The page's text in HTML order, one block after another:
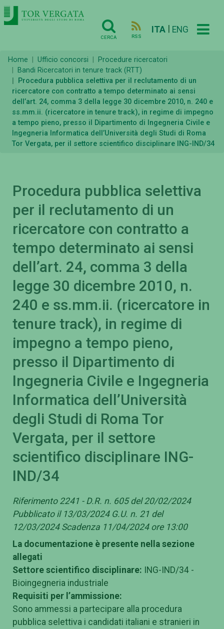
CERCA RSS
ITA ENG
Home Ufficio concorsi
Procedure ricercatori
Bandi Ricercatori in tenure track (RTT)
Procedura pubblica selettiva per il reclutamento di un
ricercatore con contratto a tempo determinato ai sensi
dell’art. 24, comma 3 della legge 30 dicembre 2010, n. 240 e
ss.mm.ii. (ricercatore in tenure track), in regime di impegno
a tempo pieno, presso il Dipartimento di Ingegneria Civile e
Ingegneria Informatica dell’Università degli Studi di Roma
Tor Vergata, per il settore scientifico disciplinare ING-IND/34
Procedura pubblica selettiva
per il reclutamento di un
ricercatore con contratto a
tempo determinato ai sensi
dell’art. 24, comma 3 della
legge 30 dicembre 2010, n.
240 e ss.mm.ii. (ricercatore in
tenure track), in regime di
impegno a tempo pieno,
presso il Dipartimento di
Ingegneria Civile e Ingegneria
Informatica dell’Università
degli Studi di Roma Tor
Vergata, per il settore
scientifico disciplinare ING-
IND/34
Riferimento 2241 - D.R. n. 605 del 20/02/2024
Pubblicato il 13/03/2024 G.U. n. 21 del
12/03/2024 Scadenza 11/04/2024 ore 13:00
La documentazione è presente nella sezione
allegati
Settore scientifico disciplinare: ING-IND/34 -
Bioingegneria industriale
Requisiti per l’ammissione:
Sono ammessi a partecipare alla procedura
pubblica selettiva i candidati italiani e stranieri in